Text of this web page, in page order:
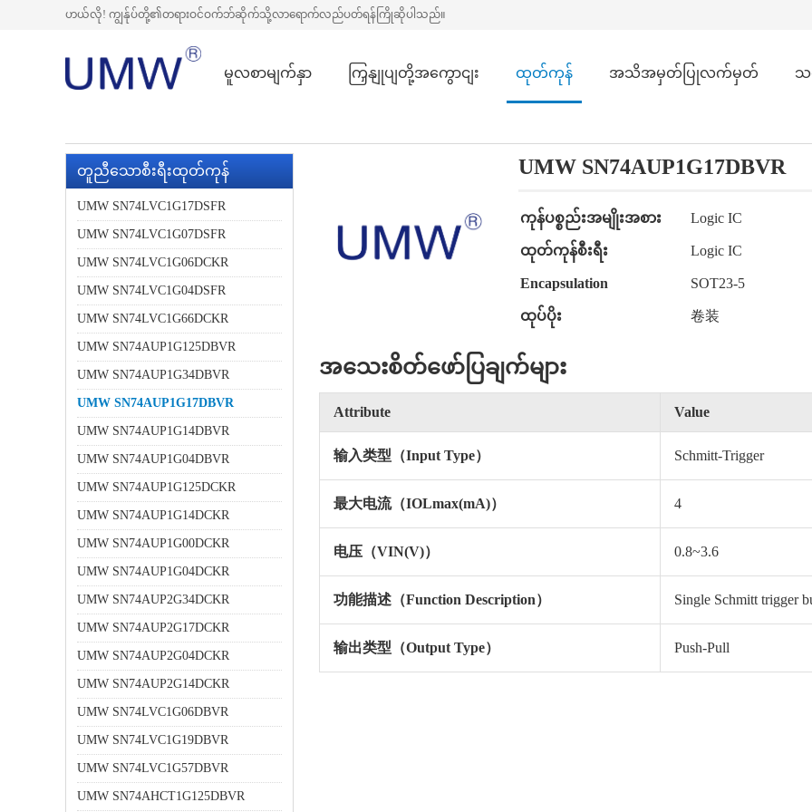
ဟယ်လို! ကျွန်ုပ်တို့၏တရားဝင်ဝက်ဘ်ဆိုက်သို့လာရောက်လည်ပတ်ရန်ကြိုဆိုပါသည်။
မူလစာမျက်နှာ ကြှနျုပျတို့အကွောငျး ထုတ်ကုန် အသိအမှတ်ပြုလက်မှတ် သ
တူညီသောစီးရီးထုတ်ကုန်
UMW SN74LVC1G17DSFR
UMW SN74LVC1G07DSFR
UMW SN74LVC1G06DCKR
UMW SN74LVC1G04DSFR
UMW SN74LVC1G66DCKR
UMW SN74AUP1G125DBVR
UMW SN74AUP1G34DBVR
UMW SN74AUP1G17DBVR
UMW SN74AUP1G14DBVR
UMW SN74AUP1G04DBVR
UMW SN74AUP1G125DCKR
UMW SN74AUP1G14DCKR
UMW SN74AUP1G00DCKR
UMW SN74AUP1G04DCKR
UMW SN74AUP2G34DCKR
UMW SN74AUP2G17DCKR
UMW SN74AUP2G04DCKR
UMW SN74AUP2G14DCKR
UMW SN74LVC1G06DBVR
UMW SN74LVC1G19DBVR
UMW SN74LVC1G57DBVR
UMW SN74AHCT1G125DBVR
UMW SN74AUP1G17DBVR
ကုန်ပစ္စည်းအမျိုးအစား Logic IC
ထုတ်ကုန်စီးရီး Logic IC
Encapsulation SOT23-5
ထုပ်ပိုး 卷装
အသေးစိတ်ဖော်ပြချက်များ
Attribute Value
输入类型（Input Type） Schmitt-Trigger
最大电流（IOLmax(mA)） 4
电压（VIN(V)） 0.8~3.6
功能描述（Function Description） Single Schmitt trigger
输出类型（Output Type） Push-Pull